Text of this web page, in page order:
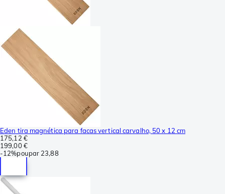
Eden tira magnética para facas vertical carvalho, 50 x 12 cm
175,12 €
199,00 €
-12%poupar 23,88